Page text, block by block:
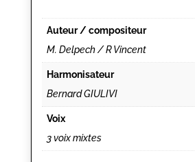
Auteur / compositeur
M. Delpech / R Vincent
Harmonisateur
Bernard GIULIVI
Voix
3 voix mixtes